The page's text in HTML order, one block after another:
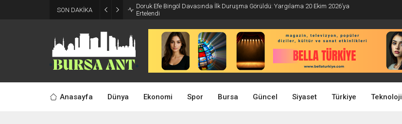
SON DAKİKA
Doruk Efe Bingöl Davasında İlk Duruşma Görüldü: Yargılama 20 Ekim 2026’ya
Ertelendi
Anasayfa Dünya Ekonomi Spor Bursa Güncel Siyaset Türkiye Teknoloji